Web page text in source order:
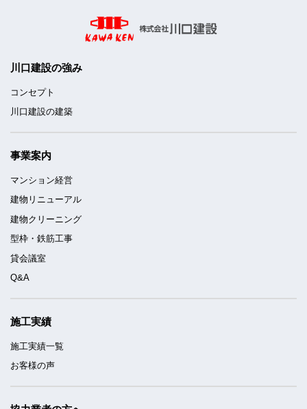
川口建設の強み
コンセプト
川口建設の建築
事業案内
マンション経営
建物リニューアル
建物クリーニング
型枠・鉄筋工事
貸会議室
Q&A
施工実績
施工実績一覧
お客様の声